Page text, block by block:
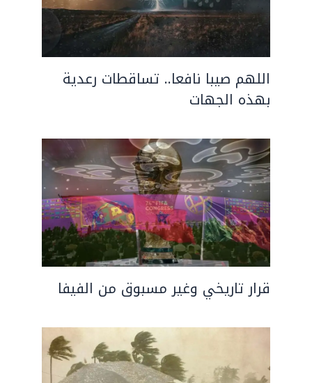
اللهم صيبا نافعا.. تساقطات رعدية
بهذه الجهات
قرار تاريخي وغير مسبوق من الفيفا